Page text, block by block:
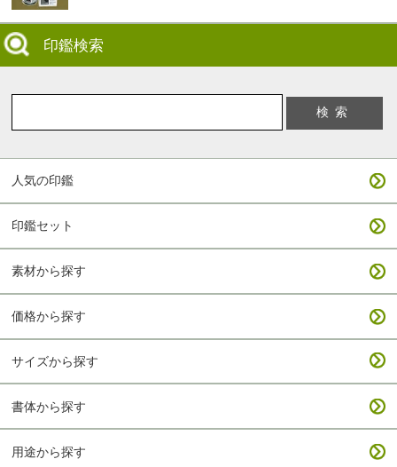
印鑑検索
人気の印鑑
印鑑セット
素材から探す
価格から探す
サイズから探す
書体から探す
用途から探す